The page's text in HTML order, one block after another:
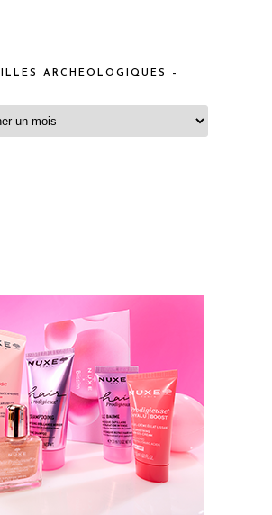
ARCHEOLOGIQUES –